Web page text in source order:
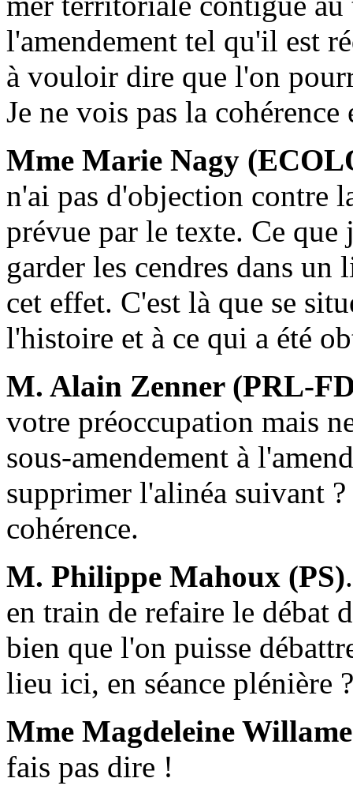
l'amendement tel qu'il est
à vouloir dire que l'on
Je ne vois pas la
Mme Marie Nagy
n'ai pas d'objection contre
prévue par le texte. Ce que
garder les cendres dans
cet effet. C'est là que se
l'histoire et à ce qui a été
M. Alain Zenner (PRL-
votre préoccupation mais
sous-amendement à
supprimer l'alinéa suivant
cohérence.
M. Philippe Mahoux (PS)
en train de refaire le débat
bien que l'on puisse
lieu ici, en séance plénière ?
Mme Magdeleine
fais pas dire !